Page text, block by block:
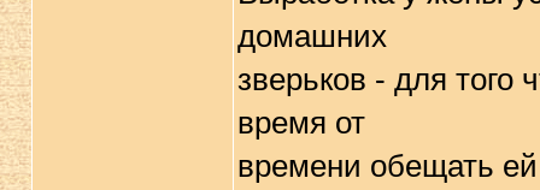
домашних
зверьков - для
время от
времени обещать